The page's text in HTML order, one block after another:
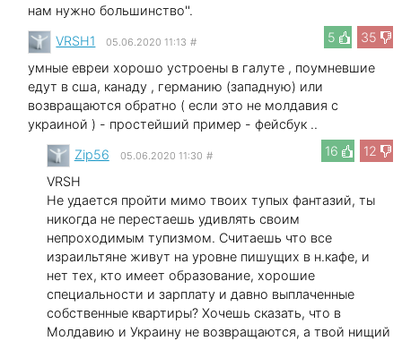
нам нужно большинство''.
5
35
VRSH1 05.06.2020 11:13 #
умные евреи хорошо устроены в галуте , поумневшие
едут в сша, канаду , германию (западную) или
возвращаются обратно ( если это не молдавия с
украиной ) - простейший пример - фейсбук ..
16
12
Zip56 05.06.2020 11:30 #
VRSH
Не удается пройти мимо твоих тупых фантазий, ты
никогда не перестаешь удивлять своим
непроходимым тупизмом. Считаешь что все
израильтяне живут на уровне пишущих в н.кафе, и
нет тех, кто имеет образование, хорошие
специальности и зарплату и давно выплаченные
собственные квартиры? Хочешь сказать, что в
Молдавию и Украину не возвращаются, а твой нищий